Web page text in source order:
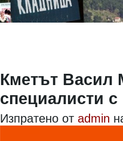
Кметът Васил
специалисти
Изпратено от admin